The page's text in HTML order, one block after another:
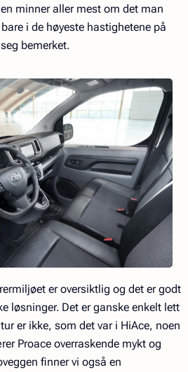
minner aller mest om det man
i de høyeste hastighetene på
bemerket.
er oversiktlig og det er godt
løsninger. Det er ganske enkelt lett
er ikke, som det var i HiAce, noen
Proace overraskende mykt og
finner vi også en